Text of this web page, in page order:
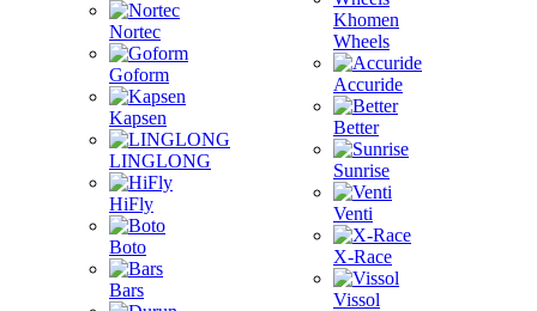
Nortec
Goform
Kapsen
LINGLONG
HiFly
Boto
Bars
Khomen
Wheels
Accuride
Better
Sunrise
Venti
X-Race
Vissol